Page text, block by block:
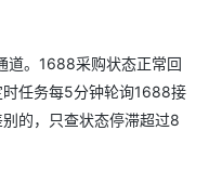
道。1688采购状态正常回
任务每5分钟轮询1688接
的，只查状态停滞超过8